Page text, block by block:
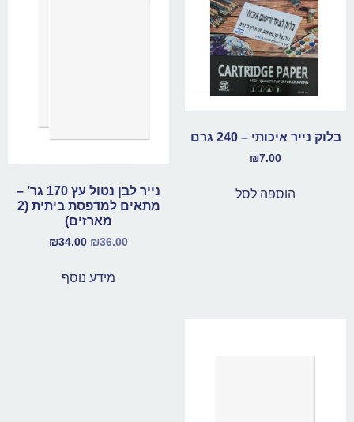
בלוק נייר איכותי – 240 גרם
₪7.00
הוספה לסל
נייר לבן נטול עץ 170 גר’ –
מתאים למדפסת ביתית (2
מארזים)
₪36.00
₪34.00
מידע נוסף